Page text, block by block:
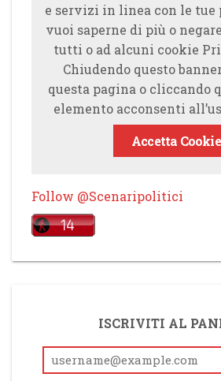
e servizi in linea con le tue
vuoi saperne di più o
tutti o ad alcuni cookie
Chiudendo questo
questa pagina o cliccando
elemento acconsenti
Accetta Cookie
Follow @Scenaripolitici
ISCRIVITI AL